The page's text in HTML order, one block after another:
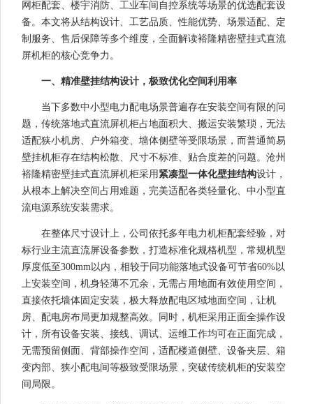
网柜配套、楼宇消防、工业车间自控系统等场景的优选配套设
备。本文将从结构设计、工艺品质、性能优势、场景适配、定
制服务、售后保障等多个维度，全面解读裕隆精密壁挂式直流
屏机柜的核心竞争力。
一、精准壁挂结构设计，极致优化空间利用率
当下多数中小型电力配电场景普遍存在安装空间有限的问
题，传统落地式直流屏机柜占地面积大、搬运安装繁琐，无法
适配狭小机房、户外箱变、墙体侧壁等受限场景，而普通简易
壁挂机柜存在结构松散、尺寸不标准、贴合度差的问题。沧州
裕隆精密壁挂式直流屏机柜采用 紧凑型一体化壁挂结构设计，
从根本上解决空间占用难题，完美适配各类轻量化、中小型直
流电源系统安装需求。
在整体尺寸设计上，公司依托多年电力机柜配套经验，对
标行业主流直流屏设备参数，打造标准化规格机型，常规机型
厚度低至300mm以内，相较于同功能落地式设备可节省60%以
上安装空间，机身轻薄不冗余，无需占用地面有效使用空间，
直接依托墙体固定安装，极大释放配电区域地面空间，让机
房、配电房布局更加规整高效。同时，机柜采用正面全操作设
计，所有设备安装、接线、调试、运维工作均可在正面完成，
无需预留侧面、背部操作空间，适配楼道侧壁、设备夹层、箱
变内部、狭小配电间等极致受限场景，突破传统机柜的安装空
间局限。